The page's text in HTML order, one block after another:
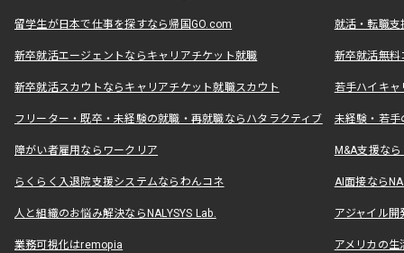
留学生が日本で仕事を探すなら帰国GO.com 就活・転職
新卒就活エージェントならキャリアチケット就職 新卒就活無料
新卒就活スカウトならキャリアチケット就職スカウト 若手ハイキ
フリーター・既卒・未経験の就職・再就職ならハタラクティブ 未経験・若手
障がい者雇用ならワークリア M&A支援な
らくらく入退院支援システムならわんコネ AI面接なら
人と組織のお悩み解決ならNALYSYS Lab. アジャイル
業務可視化はremopia アメリカの